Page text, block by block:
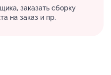
заказать сборку
на заказ и пр.